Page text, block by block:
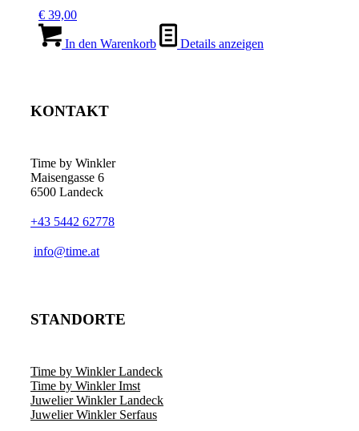
€ 39,00
In den Warenkorb Details anzeigen
KONTAKT
Time by Winkler
Maisengasse 6
6500 Landeck
+43 5442 62778
­info@time.at
STANDORTE
Time by Winkler Landeck
Time by Winkler Imst
Juwelier Winkler Landeck
Juwelier Winkler Serfaus